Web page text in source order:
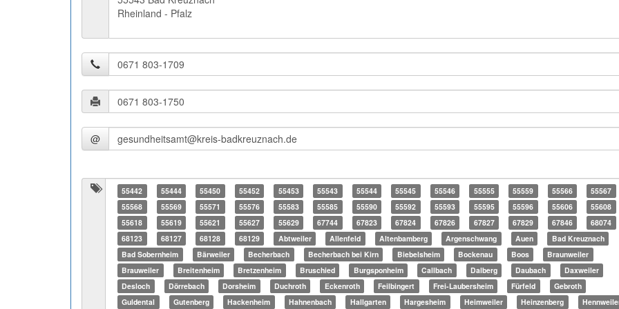
Rheinland - Pfalz
@
55442 55444 55450 55452 55453 55543 55544 55545 55546 55555 55559 55566
55567
55568
55569 55571 55576 55583 55585 55590 55592 55593 55595 55596 55606
55608
55618
55619 55621 55627 55629 67744 67823 67824 67826 67827 67829 67846
68074
68123
68127 68128 68129 Abtweiler Allenfeld Altenbamberg Argenschwang Auen
Bad Kreuznach
Bad Sobernheim
Bärweiler Becherbach Becherbach bei Kirn Biebelsheim Bockenau Boos
Braunweiler
Brauweiler
Breitenheim Bretzenheim Bruschied Burgsponheim Callbach Dalberg Daubach
Daxweiler
Desloch
Dörrebach Dorsheim Duchroth Eckenroth Feilbingert Frei-Laubersheim Fürfeld
Gebroth
Guldental
Gutenberg Hackenheim Hahnenbach Hallgarten Hargesheim Heimweiler Heinzenberg